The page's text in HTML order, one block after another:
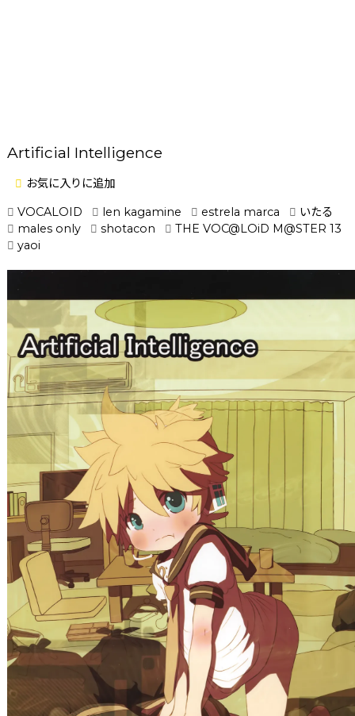
Artificial Intelligence
お気に入りに追加
VOCALOID
len kagamine estrela marca
いたる
males only
shotacon
THE VOC@LOiD M@STER 13
yaoi